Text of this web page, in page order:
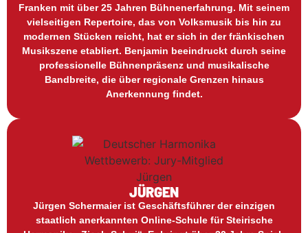
Franken mit über 25 Jahren Bühnenerfahrung. Mit seinem
vielseitigen Repertoire, das von Volksmusik bis hin zu
modernen Stücken reicht, hat er sich in der fränkischen
Musikszene etabliert. Benjamin beeindruckt durch seine
professionelle Bühnenpräsenz und musikalische
Bandbreite, die über regionale Grenzen hinaus
Anerkennung findet.
JÜRGEN
Jürgen Schermaier ist Geschäftsführer der einzigen
staatlich anerkannten Online-Schule für Steirische